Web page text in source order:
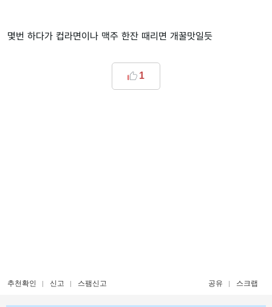
몇번 하다가 컵라면이나 맥주 한잔 때리면 개꿀맛일듯
1
추천확인 신고 스팸신고 공유 스크랩